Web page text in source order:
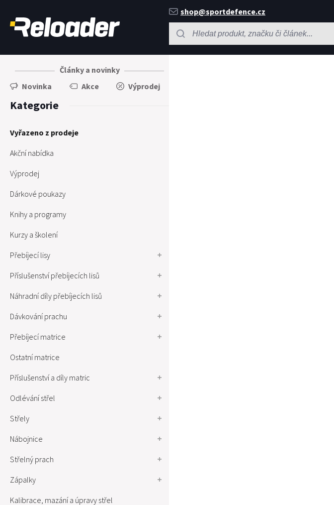
shop@sportdefence.cz
Články a novinky
Novinka
Akce Výprodej
Kategorie
Vyřazeno z prodeje
Akční nabídka
Výprodej
Dárkové poukazy
Knihy a programy
Kurzy a školení
Přebíjecí lisy
Příslušenství přebíjecích lisů
Náhradní díly přebíjecích lisů
Dávkování prachu
Přebíjecí matrice
Ostatní matrice
Příslušenství a díly matric
Odlévání střel
Střely
Nábojnice
Střelný prach
Zápalky
Kalibrace, mazání a úpravy střel